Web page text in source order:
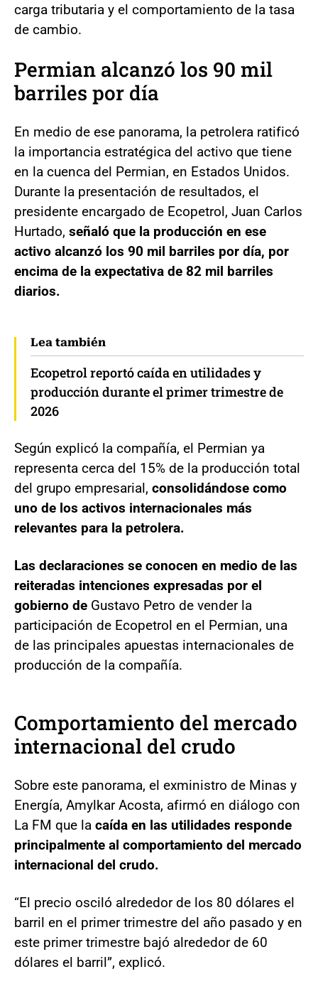
carga tributaria y el comportamiento de la tasa
de cambio.
Permian alcanzó los 90 mil
barriles por día
En medio de ese panorama, la petrolera ratificó
la importancia estratégica del activo que tiene
en la cuenca del Permian, en Estados Unidos.
Durante la presentación de resultados, el
presidente encargado de Ecopetrol, Juan Carlos
Hurtado, señaló que la producción en ese
activo alcanzó los 90 mil barriles por día, por
encima de la expectativa de 82 mil barriles
diarios.
Lea también
Ecopetrol reportó caída en utilidades y
producción durante el primer trimestre de
2026
Según explicó la compañía, el Permian ya
representa cerca del 15% de la producción total
del grupo empresarial, consolidándose como
uno de los activos internacionales más
relevantes para la petrolera.
Las declaraciones se conocen en medio de las
reiteradas intenciones expresadas por el
gobierno de Gustavo Petro de vender la
participación de Ecopetrol en el Permian, una
de las principales apuestas internacionales de
producción de la compañía.
Comportamiento del mercado
internacional del crudo
Sobre este panorama, el exministro de Minas y
Energía, Amylkar Acosta, afirmó en diálogo con
La FM que la caída en las utilidades responde
principalmente al comportamiento del mercado
internacional del crudo.
“El precio osciló alrededor de los 80 dólares el
barril en el primer trimestre del año pasado y en
este primer trimestre bajó alrededor de 60
dólares el barril”, explicó.